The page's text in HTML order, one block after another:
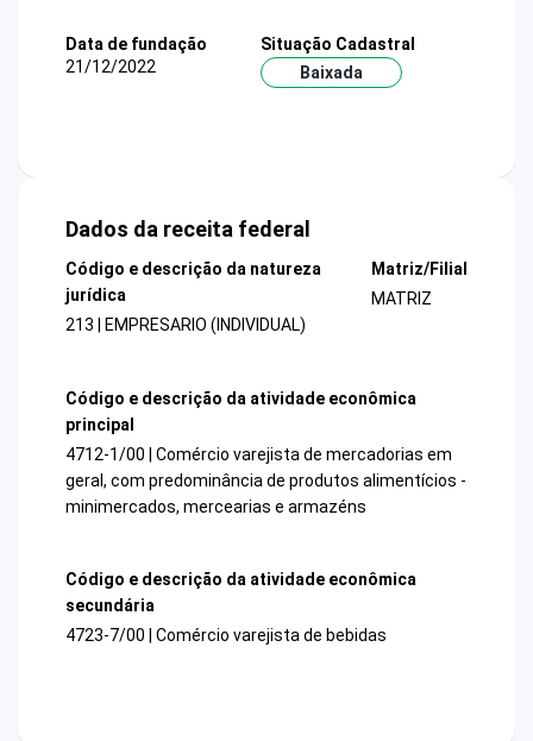
Data de fundação
21/12/2022
Situação Cadastral
Baixada
Dados da receita federal
Código e descrição da natureza
jurídica
213 | EMPRESARIO (INDIVIDUAL)
Matriz/Filial
MATRIZ
Código e descrição da atividade econômica
principal
4712-1/00 | Comércio varejista de mercadorias em
geral, com predominância de produtos alimentícios -
minimercados, mercearias e armazéns
Código e descrição da atividade econômica
secundária
4723-7/00 | Comércio varejista de bebidas